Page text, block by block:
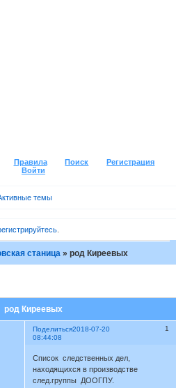
Правила Поиск
Регистрация
Войти
темы
.
станица »род Киреевых
род Киреевых
Поделиться 1
2018-07-20
08:44:08
Список следственных дел,
находящихся в производстве
след.группы ДООГПУ.